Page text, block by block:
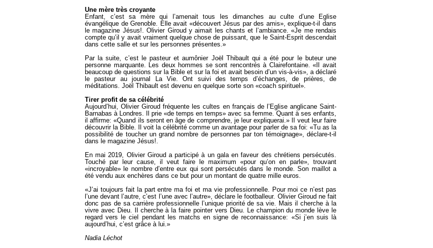
Une mère très croyante
Enfant, c’est sa mère qui l’amenait tous les dimanches au culte d’une Eglise
évangélique de Grenoble. Elle avait «découvert Jésus par des amis», explique-t-il dans
le magazine Jésus!. Olivier Giroud y aimait les chants et l’ambiance. «Je me rendais
compte qu’il y avait vraiment quelque chose de puissant, que le Saint-Esprit descendait
dans cette salle et sur les personnes présentes.»
Par la suite, c’est le pasteur et aumônier Joël Thibault qui a été pour le buteur une
personne marquante. Les deux hommes se sont rencontrés à Clairefontaine. «Il avait
beaucoup de questions sur la Bible et sur la foi et avait besoin d’un vis-à-vis», a déclaré
le pasteur au journal La Vie. Ont suivi des temps d’échanges, de prières, de
méditations. Joël Thibault est devenu en quelque sorte son «coach spirituel».
Tirer profit de sa célébrité
Aujourd’hui, Olivier Giroud fréquente les cultes en français de l’Eglise anglicane Saint-
Barnabas à Londres. Il prie «de temps en temps» avec sa femme. Quant à ses enfants,
il affirme: «Quand ils seront en âge de comprendre, je leur expliquerai.» Il veut leur faire
découvrir la Bible. Il voit la célébrité comme un avantage pour parler de sa foi: «Tu as la
possibilité de toucher un grand nombre de personnes par ton témoignage», déclare-t-il
dans le magazine Jésus!.
En mai 2019, Olivier Giroud a participé à un gala en faveur des chrétiens persécutés.
Touché par leur cause, il veut faire le maximum «pour qu’on en parle», trouvant
«incroyable» le nombre d’entre eux qui sont persécutés dans le monde. Son maillot a
été vendu aux enchères dans ce but pour un montant de quatre mille euros.
«J’ai toujours fait la part entre ma foi et ma vie professionnelle. Pour moi ce n’est pas
l’une devant l’autre, c’est l’une avec l’autre», déclare le footballeur. Olivier Giroud ne fait
donc pas de sa carrière professionnelle l’unique priorité de sa vie. Mais il cherche à la
vivre avec Dieu. Il cherche à la faire pointer vers Dieu. Le champion du monde lève le
regard vers le ciel pendant les matchs en signe de reconnaissance: «Si j’en suis là
aujourd’hui, c’est grâce à lui.»
Nadia Léchot